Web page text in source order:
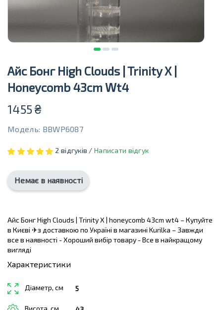
Айс Бонг High Clouds | Trinity X |
Honeycomb 43cm Wt4
1455 ₴
Модель: BBWP6087
2 відгуків /Написати відгук
Немає в наявності
Айс Бонг High Clouds | Trinity X | honeycomb 43cm wt4 – Купуйте
в Києві ✈з доставкою по Україні в магазині Kurilka – Завжди
все в наявності - Хороший вибір товару - Все в найкращому
вигляді
Характеристики
Діаметр, см 5